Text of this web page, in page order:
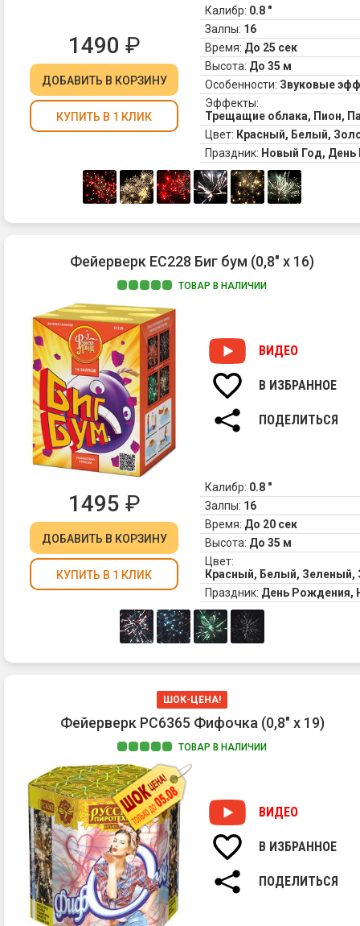
1490 ₽
ДОБАВИТЬ В КОРЗИНУ
КУПИТЬ В 1 КЛИК
Калибр: 0.8 "
Залпы: 16
Время: До 25 сек
Высота: До 35 м
Особенности: Звуковые
Эффекты:
Трещащие облака, Пион,
Цвет: Красный, Белый,
Праздник: Новый Год,
Фейерверк ЕС228 Биг бум (0,8" х 16)
ТОВАР В НАЛИЧИИ
ВИДЕО
В ИЗБРАННОЕ
ПОДЕЛИТЬСЯ
1495 ₽
ДОБАВИТЬ В КОРЗИНУ
КУПИТЬ В 1 КЛИК
Калибр: 0.8 "
Залпы: 16
Время: До 20 сек
Высота: До 35 м
Цвет:
Красный, Белый,
Праздник: День Рождения,
ШОК-ЦЕНА!
Фейерверк РС6365 Фифочка (0,8" х 19)
ТОВАР В НАЛИЧИИ
ВИДЕО
В ИЗБРАННОЕ
ПОДЕЛИТЬСЯ